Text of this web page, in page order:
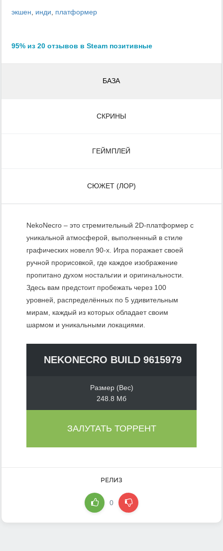
экшен инди платформер
95% из 20 отзывов в Steam позитивные
БАЗА
СКРИНЫ
ГЕЙМПЛЕЙ
СЮЖЕТ (ЛОР)
NekoNecro – это стремительный 2D-платформер с
уникальной атмосферой, выполненный в стиле
графических новелл 90-х. Игра поражает своей
ручной прорисовкой, где каждое изображение
пропитано духом ностальгии и оригинальности.
Здесь вам предстоит пробежать через 100
уровней, распределённых по 5 удивительным
мирам, каждый из которых обладает своим
шармом и уникальными локациями.
NEKONECRO BUILD 9615979
Размер (Вес)
248.8 Мб
ЗАЛУТАТЬ ТОРРЕНТ
РЕЛИЗ
0